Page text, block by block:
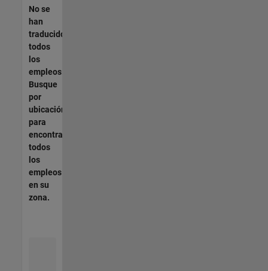
No se
han
traducido
todos
los
empleos.
Busque
por
ubicación
para
encontrar
todos
los
empleos
en su
zona.